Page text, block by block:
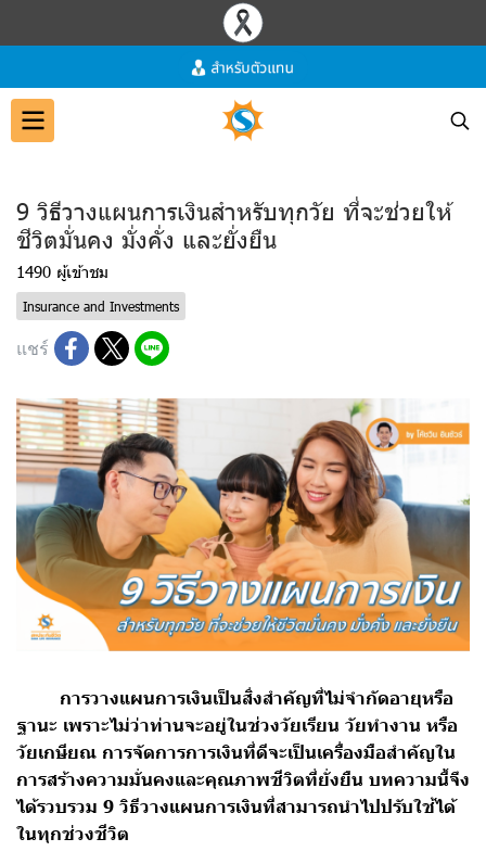
9 วิธีวางแผนการเงินสำหรับทุกวัย ที่จะช่วยให้
ชีวิตมั่นคง มั่งคั่ง และยั่งยืน
1490 ผู้เข้าชม
Insurance and Investments
แชร์
การวางแผนการเงินเป็นสิ่งสำคัญที่ไม่จำกัดอายุหรือ
ฐานะ เพราะไม่ว่าท่านจะอยู่ในช่วงวัยเรียน วัยทำงาน หรือ
วัยเกษียณ การจัดการการเงินที่ดีจะเป็นเครื่องมือสำคัญใน
การสร้างความมั่นคงและคุณภาพชีวิตที่ยั่งยืน บทความนี้จึง
ได้รวบรวม 9 วิธีวางแผนการเงินที่สามารถนำไปปรับใช้ได้
ในทุกช่วงชีวิต